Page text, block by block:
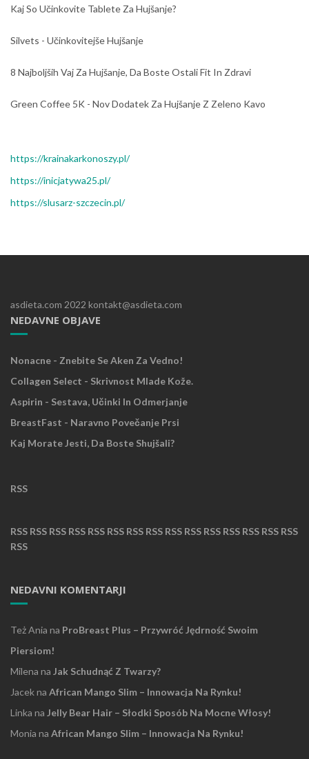
Kaj So Učinkovite Tablete Za Hujšanje?
Silvets - Učinkovitejše Hujšanje
8 Najboljših Vaj Za Hujšanje, Da Boste Ostali Fit In Zdravi
Green Coffee 5K - Nov Dodatek Za Hujšanje Z Zeleno Kavo
https://krainakarkonoszy.pl/
https://inicjatywa25.pl/
https://slusarz-szczecin.pl/
asdieta.com 2022 kontakt@asdieta.com
NEDAVNE OBJAVE
Nonacne - Znebite Se Aken Za Vedno!
Collagen Select - Skrivnost Mlade Kože.
Aspirin - Sestava, Učinki In Odmerjanje
BreastFast - Naravno Povečanje Prsi
Kaj Morate Jesti, Da Boste Shujšali?
RSS
RSS RSS RSS RSS RSS RSS RSS RSS RSS RSS RSS RSS RSS RSS RSS
RSS
NEDAVNI KOMENTARJI
Też Ania na ProBreast Plus – Przywróć Jędrność Swoim
Piersiom!
Milena na Jak Schudnąć Z Twarzy?
Jacekna African Mango Slim – Innowacja Na Rynku!
Linka na Jelly Bear Hair – Słodki Sposób Na Mocne Włosy!
Monia na African Mango Slim – Innowacja Na Rynku!